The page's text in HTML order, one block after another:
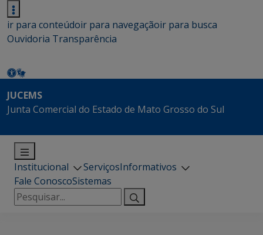
ir para conteúdoir para navegaçãoir para busca
Ouvidoria Transparência
JUCEMS
Junta Comercial do Estado de Mato Grosso do Sul
Institucional ServiçosInformativos
Fale ConoscoSistemas
Pesquisar
por: